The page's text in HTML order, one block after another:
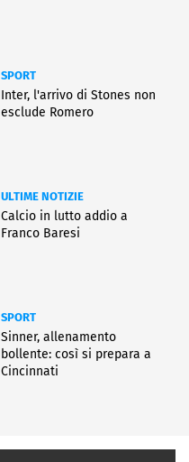
SPORT
Inter, l'arrivo di Stones non
esclude Romero
ULTIME NOTIZIE
Calcio in lutto addio a
Franco Baresi
SPORT
Sinner, allenamento
bollente: così si prepara a
Cincinnati